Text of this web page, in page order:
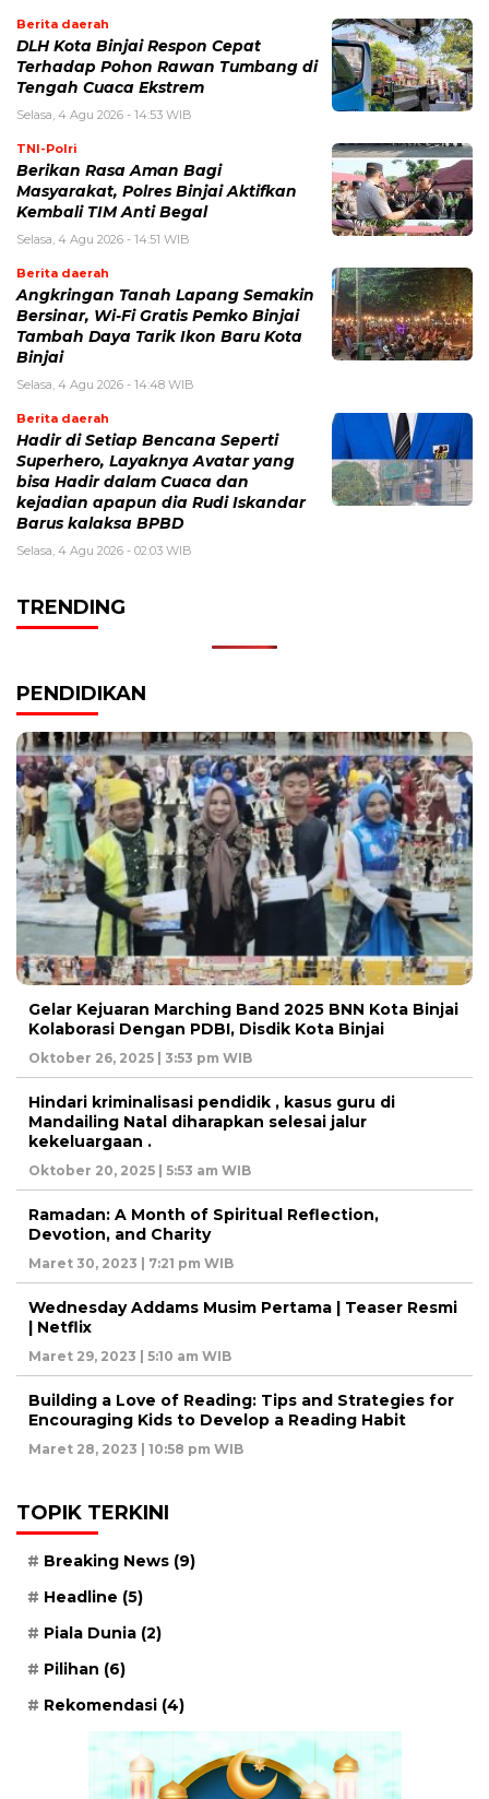
Berita daerah
DLH Kota Binjai Respon Cepat
Terhadap Pohon Rawan Tumbang di
Tengah Cuaca Ekstrem
Selasa, 4 Agu 2026 - 14:53 WIB
TNI-Polri
Berikan Rasa Aman Bagi
Masyarakat, Polres Binjai Aktifkan
Kembali TIM Anti Begal
Selasa, 4 Agu 2026 - 14:51 WIB
Berita daerah
Angkringan Tanah Lapang Semakin
Bersinar, Wi-Fi Gratis Pemko Binjai
Tambah Daya Tarik Ikon Baru Kota
Binjai
Selasa, 4 Agu 2026 - 14:48 WIB
Berita daerah
Hadir di Setiap Bencana Seperti
Superhero, Layaknya Avatar yang
bisa Hadir dalam Cuaca dan
kejadian apapun dia Rudi Iskandar
Barus kalaksa BPBD
Selasa, 4 Agu 2026 - 02:03 WIB
TRENDING
PENDIDIKAN
Gelar Kejuaran Marching Band 2025 BNN Kota Binjai
Kolaborasi Dengan PDBI, Disdik Kota Binjai
Oktober 26, 2025 | 3:53 pm WIB
Hindari kriminalisasi pendidik , kasus guru di
Mandailing Natal diharapkan selesai jalur
kekeluargaan .
Oktober 20, 2025 | 5:53 am WIB
Ramadan: A Month of Spiritual Reflection,
Devotion, and Charity
Maret 30, 2023 | 7:21 pm WIB
Wednesday Addams Musim Pertama | Teaser Resmi
| Netflix
Maret 29, 2023 | 5:10 am WIB
Building a Love of Reading: Tips and Strategies for
Encouraging Kids to Develop a Reading Habit
Maret 28, 2023 | 10:58 pm WIB
TOPIK TERKINI
Breaking News (9)
Headline (5)
Piala Dunia (2)
Pilihan (6)
Rekomendasi (4)